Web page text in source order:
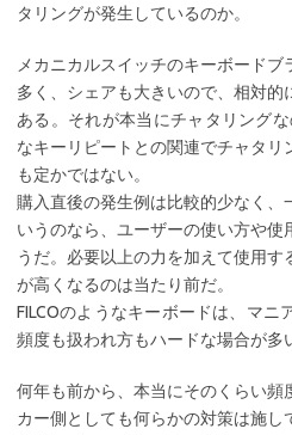
タリングが発生しているのか。
メカニカルスイッチのキーボード
多く、シェアも大きいので、相対
ある。それが本当にチャタリング
なキーリピートとの関連でチャタ
も定かではない。
購入直後の発生例は比較的少なく、
いうのなら、ユーザーの使い方や
うだ。必要以上の力を加えて使用
が高くなるのは当たり前だ。
FILCOのようなキーボードは、マニ
頻度も扱われ方もハードな場合が多
何年も前から、本当にそのくらい頻
カー側としても何らかの対策は施